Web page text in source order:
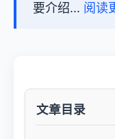
要介绍... 阅读
文章目录